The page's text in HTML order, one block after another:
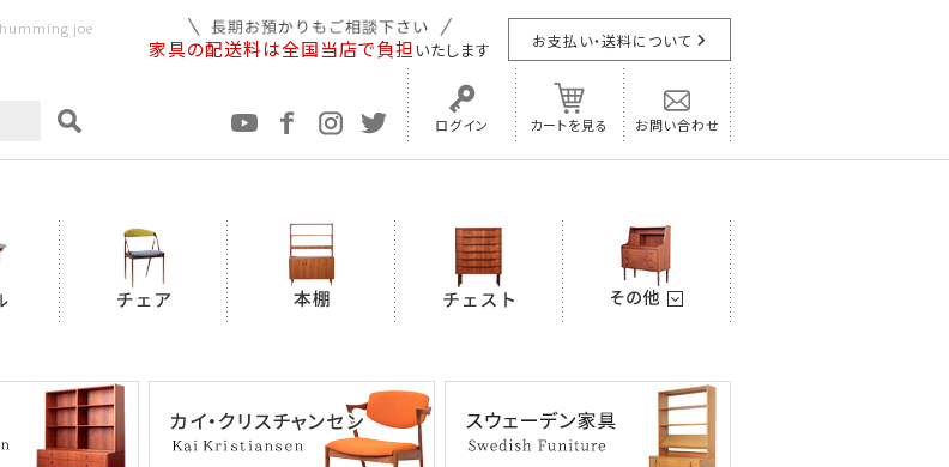
humming joe
家具の配送料は全国当店で負担 いたします お支払い・送料について
ログイン カートを見る お問い合わせ